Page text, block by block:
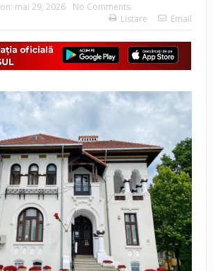
on: mai 29, 2026
No Comments
Listare
Email